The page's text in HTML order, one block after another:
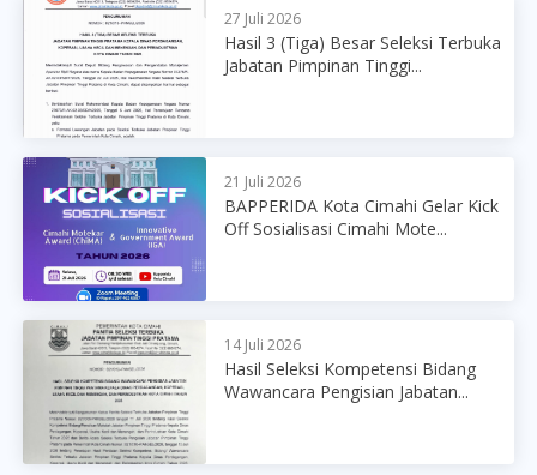
27 Juli 2026
Hasil 3 (Tiga) Besar Seleksi Terbuka
Jabatan Pimpinan Tinggi...
21 Juli 2026
BAPPERIDA Kota Cimahi Gelar Kick
Off Sosialisasi Cimahi Mote...
14 Juli 2026
Hasil Seleksi Kompetensi Bidang
Wawancara Pengisian Jabatan...